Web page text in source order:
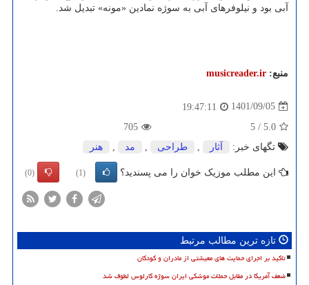
آبی بود و نیلوفرهای آبی به سوژه نمادین «مونه» تبدیل شد.
منبع: musicreader.ir
1401/09/05
19:47:11
5.0
/
5
705
تگهای خبر:
آثار , طراحی , مد , هنر
این مطلب موزیک خوان را می پسندید؟ (1)
(0)
تازه ترین مطالب مرتبط
تاکید بر اجرای حمایت های معیشتی از مادران و کودکان
ضعف آمریکا در مقابل حملات موشکی ایران سوژه کارلوس لطوف شد